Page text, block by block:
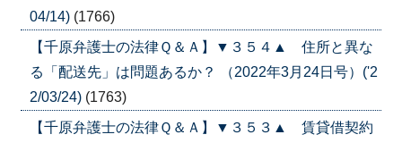
04/14) (1766)
【千原弁護士の法律Ｑ＆Ａ】▼３５４▲ 住所と異な
る「配送先」は問題あるか？ （2022年3月24日号）('2
2/03/24) (1763)
【千原弁護士の法律Ｑ＆Ａ】▼３５３▲ 賃貸借契約